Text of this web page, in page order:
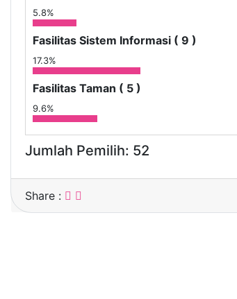
5.8%
Fasilitas Sistem Informasi ( 9 )
17.3%
Fasilitas Taman ( 5 )
9.6%
Jumlah Pemilih: 52
Share :